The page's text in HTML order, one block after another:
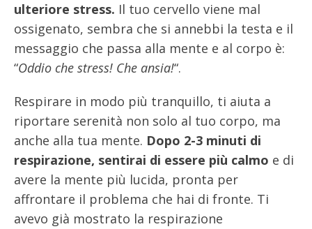
ulteriore stress. Il tuo cervello viene mal
ossigenato, sembra che si annebbi la testa e il
messaggio che passa alla mente e al corpo è:
“Oddio che stress! Che ansia!“.
Respirare in modo più tranquillo, ti aiuta a
riportare serenità non solo al tuo corpo, ma
anche alla tua mente. Dopo 2-3 minuti di
respirazione, sentirai di essere più calmo e di
avere la mente più lucida, pronta per
affrontare il problema che hai di fronte. Ti
avevo già mostrato la respirazione